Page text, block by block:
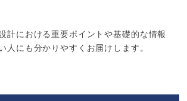
計における重要ポイントや基礎的な情報
人にも分かりやすくお届けします。